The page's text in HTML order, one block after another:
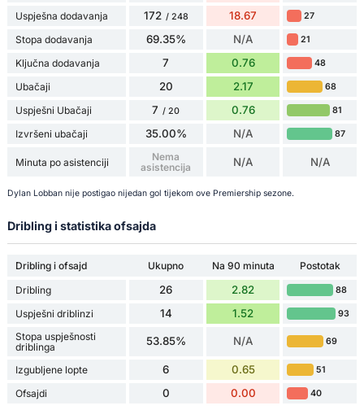
Uspješna dodavanja 172 / 248 18.67 27
Stopa dodavanja 69.35% N/A 21
Ključna dodavanja 7 0.76 48
Ubačaji 20 2.17 68
Uspješni Ubačaji 7 / 20 0.76 81
Izvršeni ubačaji 35.00% N/A 87
Minuta po asistenciji
Nema
asistencija
N/A N/A
Dylan Lobban nije postigao nijedan gol tijekom ove Premiership sezone.
Dribling i statistika ofsajda
Dribling i ofsajd Ukupno Na 90 minuta
Postotak
Dribling
26 2.82 88
Uspješni driblinzi 14 1.52 93
Stopa uspješnosti
driblinga
53.85% N/A 69
Izgubljene lopte 6 0.65 51
Ofsajdi 0 0.00 40